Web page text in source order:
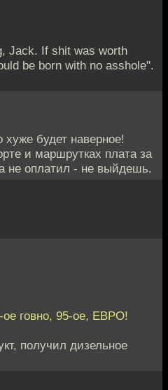
Jack. If shit was worth
be born with no asshole".
хуже будет наверное!
и маршрутках плата за
не оплатил - не выйдешь.
говно, 95-ое, ЕВРО!
получил дизельное